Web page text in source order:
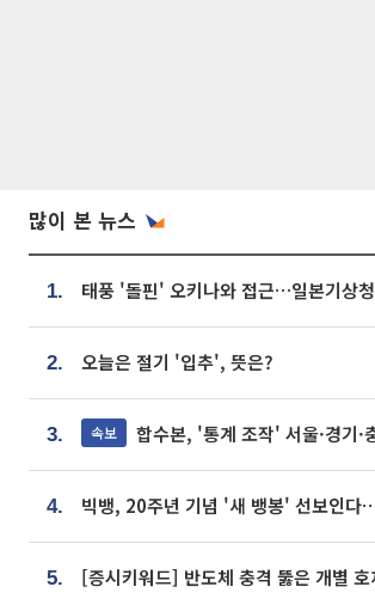
많이 본 뉴스
1.
2. 오늘은 절기 '입추', 뜻은?
3. 속보 합수본, '통계 조작' 서울·경기·충북 선관위 등
4.
5.